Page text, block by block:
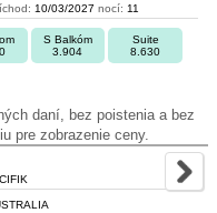
10/03/2027 nocí: 11
S Balkóm
3.904
Suite
8.630
daní, bez poistenia a bez
pre zobrazenie ceny.